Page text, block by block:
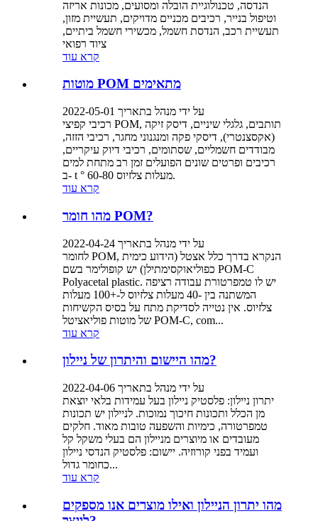
הנדסה, טכנולוגיית הובלה ומסועים, מכונות אריזה
וטיפול בנייר, רכיבים מכניים מדויקים, תעשיית מזון,
תעשיית רכב, הנדסת חשמל, מכשירי חשמל ביתיים,
ציוד רפואי
קרא עוד
מוטות POM מתאימים
על ידי מנהל בתאריך 2022-05-01
רכיבי קפיצי POM, תותבים, גלגלי שיניים, דיסק זיקה
(אקסצנטרי), דיסקי פקה ומנגנוני מחגר, רכיבי הזזה,
מבודדים חשמליים, שסתומים, רכיבי דיוק עיקריים,
רכיבים ופרטים שונים הפועלים זמן רב מתחת למים
ב- t ° 60-80 מעלות צלזיוס.
קרא עוד
מהו חומר POM?
על ידי מנהל בתאריך 2022-04-24
לחומר POM, הנקרא בדרך כלל אצטל (הידוע כימית
כפוליאוקסימתילן) יש קופולימר בשם POM-C
Polyacetal plastic. יש לו טמפרטורת עבודה רציפה
המשתנה בין -40 מעלות צלזיוס ל-+100 מעלות
צלזיוס. אין נטייה לסדיקת מתח על בסיס הקשיחות
של מוטות פוליאציטל POM-C, com...
קרא עוד
מהו היישום והיתרון של ניילון?
על ידי מנהל בתאריך 2022-04-06
יתרון ניילון: פלסטיק ניילון בעל עמידות בלאי יוצאת
מן הכלל ותכונות חיכוך נמוכות. לניילון יש תכונות
טמפרטורה, כימיות והשפעה טובות מאוד. חלקים
מעובדים או מיוצרים מניילון הם בעלי משקל קל
ועמיד בפני קורוזיה. יישום: פלסטיק הנדסי ניילון
כחומר גדול...
קרא עוד
מהו יתרון הניילון ואילו מוצרים אנו מספקים